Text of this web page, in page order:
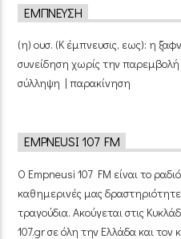
ΈΜΠΝΕΥΣΗ
(η) ουσ. (Κ έμπνευσις, εως): η
συνείδηση χωρίς την
σύλληψη | παρακίνηση
EMPNEUSI 107 FM
Ο Empneusi 107 FM είναι το
καθημερινές μας
τραγούδια. Ακούγεται στις
107.gr σε όλη την Ελλάδα και τον